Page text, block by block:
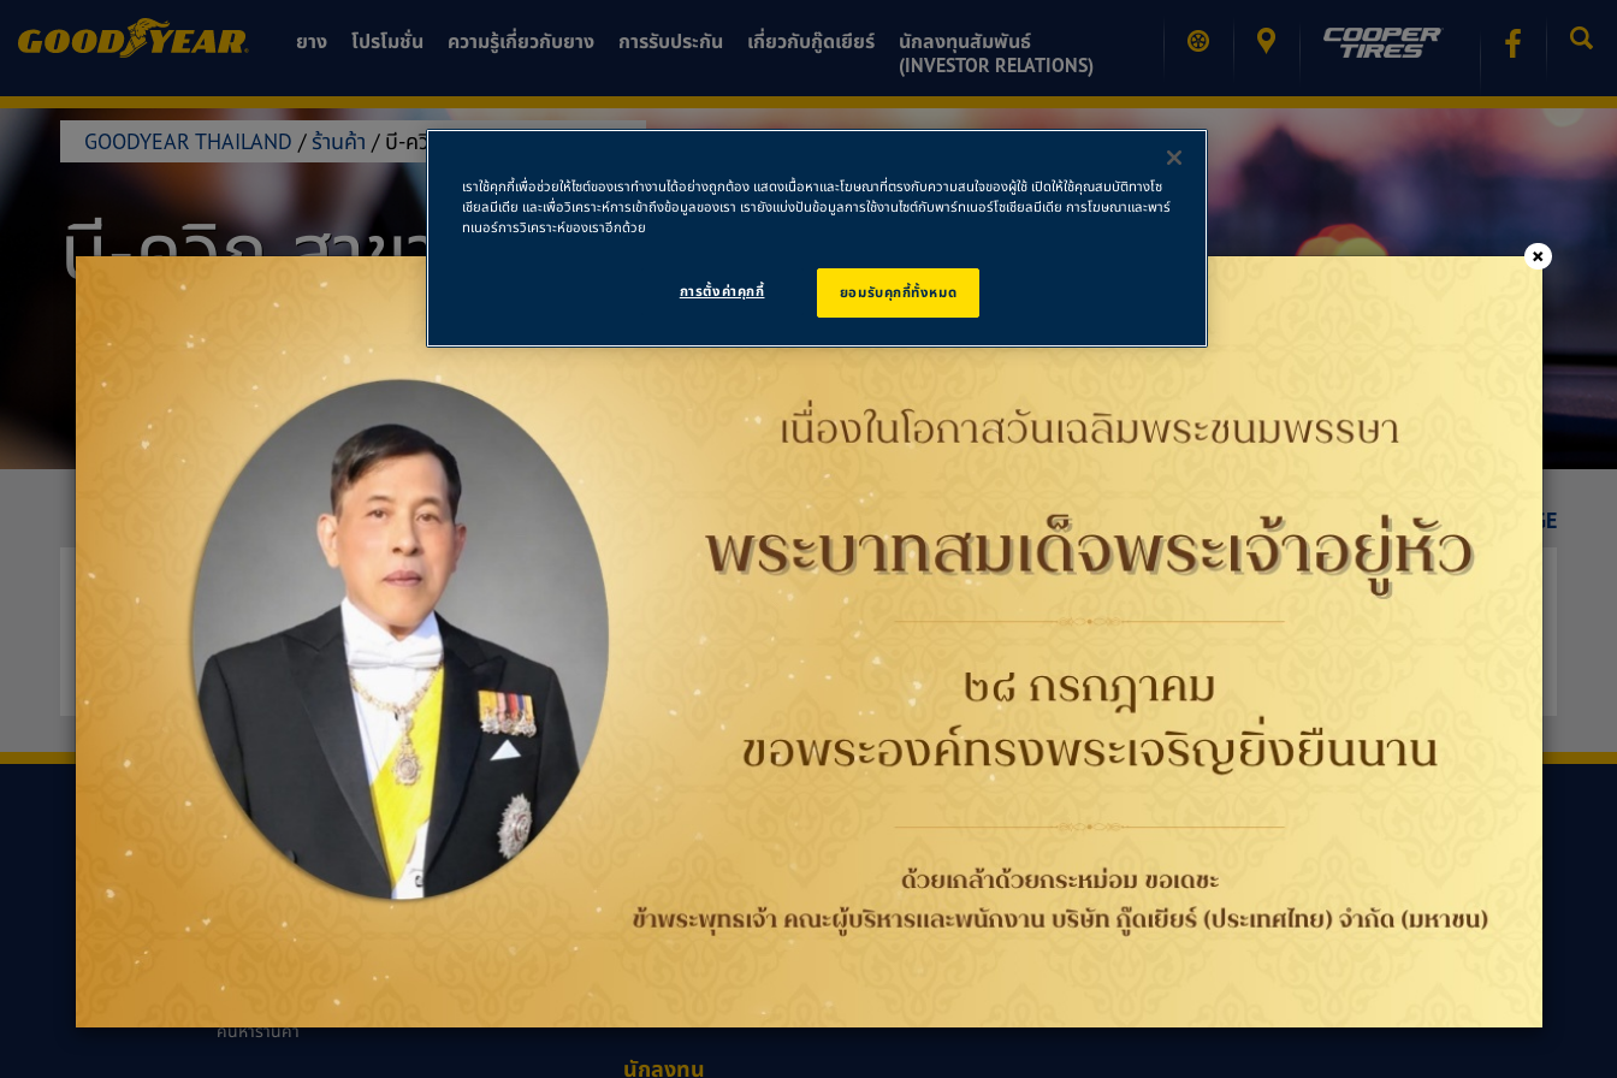
×
ยาง โปรโมชั่น ความรู้เกี่ยวกับยาง การรับประกัน เกี่ยวกับกู๊ดเยียร์
นักลงทุนสัมพันธ์
(INVESTOR RELATIONS)
GOODYEAR THAILAND / ร้านค้า / บี-ควิก สาขาโฮมโปร จันทบุรี
บี-ควิก สาขาโฮมโปร จันทบุรี
PRINT PAGE
บี-ควิก สาขาโฮมโปร จันทบุรี
21/20 หมู่ที่ 11 ต.พลับพลา
ขอเส้นทาง
B-Quik
ยาง
ค้นหาตามประเภทของ
ค้นหาตามประเภทรถยนต์
ตัวแทนจำหน่ายกู๊ด
เยียร์
ค้นหาร้านค้า
ความรู้เกี่ยวกับยาง
นวัตกรรมเพื่ออนาคต
แนะนำการเลือกยางที่
เหมาะกับรถคุณ
การรับประกัน
WORRY FREE ขับขี่
นักลงทุน
ความรับผิดชอบต่อสังคม
ร่วมงานกับเรา
ติดต่อเรา
เลือกประเทศ / ภูมิภาค
เราใช้คุกกี้เพื่อช่วยให้ไซต์ของเราทำงานได้อย่างถูกต้อง แสดงเนื้อหาและโฆษณาที่ตรงกับความสนใจของผู้ใช้ เปิดให้ใช้คุณสมบัติทางโซ
เชียลมีเดีย และเพื่อวิเคราะห์การเข้าถึงข้อมูลของเรา เรายังแบ่งปันข้อมูลการใช้งานไซต์กับพาร์ทเนอร์โซเชียลมีเดีย การโฆษณาและพาร์
ทเนอร์การวิเคราะห์ของเราอีกด้วย
ยอมรับคุกกี้ทั้งหมด
การตั้งค่าคุกกี้